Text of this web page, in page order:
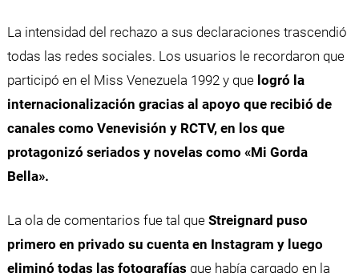
La intensidad del rechazo a sus declaraciones trascendió
todas las redes sociales. Los usuarios le recordaron que
participó en el Miss Venezuela 1992 y que logró la
internacionalización gracias al apoyo que recibió de
canales como Venevisión y RCTV, en los que
protagonizó seriados y novelas como «Mi Gorda
Bella».
La ola de comentarios fue tal que Streignard puso
primero en privado su cuenta en Instagram y luego
eliminó todas las fotografías que había cargado en la